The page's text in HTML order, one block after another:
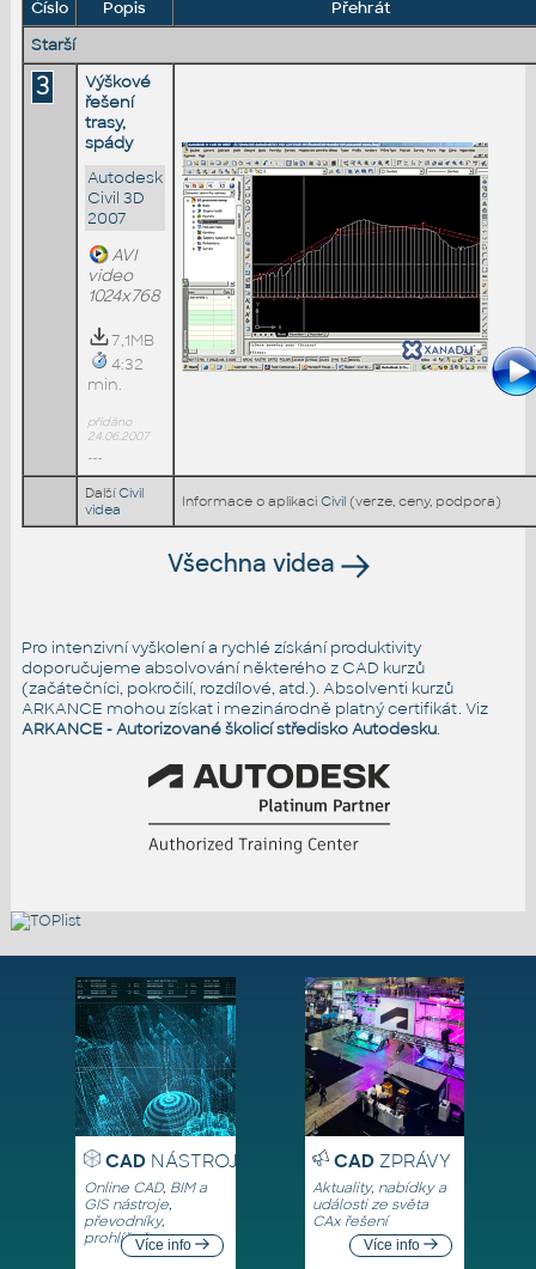
Číslo Popis
Přehrát
Starší
3
Výškové
řešení
trasy,
spády
Autodesk
Civil 3D
2007
AVI
video
1024x768
7,1MB
4:32
min.
přidáno
24.06.2007
---
DalšíCivil
videa
Informace o aplikaci Civil(verze, ceny, podpora)
Všechna videa
Pro intenzivní vyškolení a rychlé získání produktivity
doporučujeme absolvování některého z CAD kurzů
(začátečníci, pokročilí, rozdílové, atd.). Absolventi kurzů
ARKANCE mohou získat i mezinárodně platný certifikát. Viz
ARKANCE - Autorizované školicí středisko Autodesku.
CADNÁSTROJE
Online CAD, BIM a
GIS nástroje,
převodníky,
prohlížečeVíce info
CADZPRÁVY
Aktuality, nabídky a
události ze světa
CAx řešení
Více info